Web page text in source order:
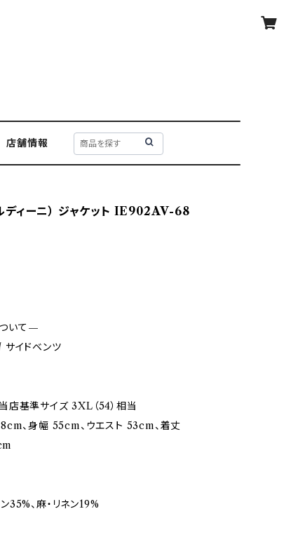
店舗情報
ィーニ） ジャケット IE902AV-68
いて—
イドベンツ
店基準サイズ 3XL（54）相当
、身幅 55cm、ウエスト 53cm、着丈
35%、麻・リネン19%